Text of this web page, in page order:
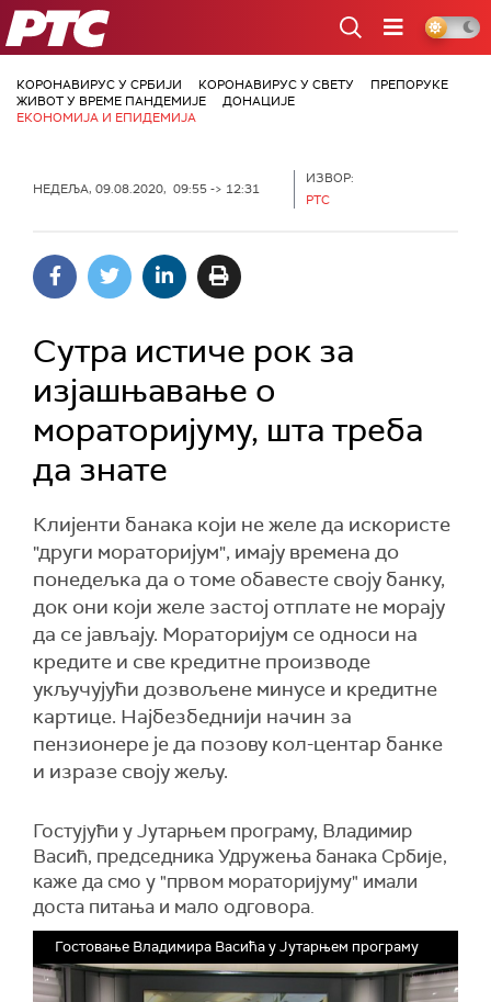
РТС
КОРОНАВИРУС У СРБИЈИ КОРОНАВИРУС У СВЕТУ
ПРЕПОРУКЕ
ЖИВОТ У ВРЕМЕ ПАНДЕМИЈЕ
ДОНАЦИЈЕ
ЕКОНОМИЈА И ЕПИДЕМИЈА
НЕДЕЉА, 09.08.2020, 09:55 -> 12:31
ИЗВОР:
РТС
Сутра истиче рок за
изјашњавање о
мораторијуму, шта треба
да знате
Клијенти банака који не желе да искористе
"други мораторијум", имају времена до
понедељка да о томе обавесте своју банку,
док они који желе застој отплате не морају
да се јављају. Мораторијум се односи на
кредите и све кредитне производе
укључујући дозвољене минусе и кредитне
картице. Најбезбеднији начин за
пензионере је да позову кол-центар банке
и изразе своју жељу.
Гостујући у Јутарњем програму, Владимир
Васић, председника Удружења банака Србије,
каже да смо у "првом мораторијуму" имали
доста питања и мало одговора.
Гостовање Владимира Васића у Јутарњем програму